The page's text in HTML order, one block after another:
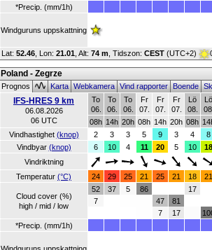
*Precip. (mm/1h)
Windguruns uppskattning
Lat: 52.46 , Lon: 21.01 Alt: 74 m , Tidszon: CEST (UTC+2)
Poland - Zegrze
Prognos KartaWebkameraVind rapporterBoende
IFS-HRES 9 km
06.08.2026
06 UTC
To
06.
To
06.
To
06.
Fr
07.
Fr
07.
Fr
07.
Lö
08.
Lö
08h 14h 20h 08h 14h 20h 08h
Vindhastighet (knop) 2 3 3 5 9 3 4
8
Vindbyar (knop) 6 10 4 11 20 5 10
18
Vindriktning
Temperatur (°C) 24 29 25 21 25 21 18 21
Cloud cover (%)
high / mid / low
52
7
37 5
86
47
7
81
17
17
*Precip. (mm/1h)